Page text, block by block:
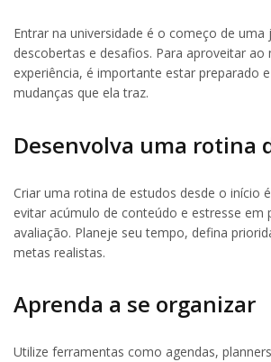
Entrar na universidade é o começo de uma
descobertas e desafios. Para aproveitar ao
experiência, é importante estar preparado
mudanças que ela traz.
Desenvolva uma rotina
Criar uma rotina de estudos desde o início
evitar acúmulo de conteúdo e estresse em
avaliação. Planeje seu tempo, defina
metas realistas.
Aprenda a se organizar
Utilize ferramentas como agendas,